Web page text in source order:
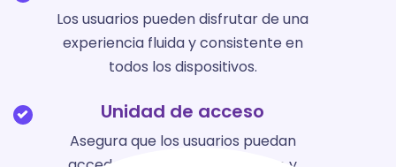
Los usuarios pueden disfrutar de una
experiencia fluida y consistente en
todos los dispositivos.
Unidad de acceso
Asegura que los usuarios puedan